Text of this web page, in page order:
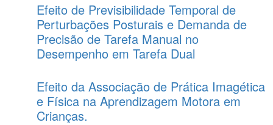
Efeito de Previsibilidade Temporal de
Perturbações Posturais e Demanda de
Precisão de Tarefa Manual no
Desempenho em Tarefa Dual
Efeito da Associação de Prática Imagética
e Física na Aprendizagem Motora em
Crianças.